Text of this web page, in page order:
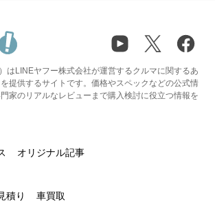
はLINEヤフー株式会社が運営するクルマに関するあ
提供するサイトです。価格やスペックなどの公式情
家のリアルなレビューまで購入検討に役立つ情報を
オリジナル記事
積り 車買取